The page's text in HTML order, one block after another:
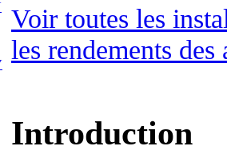
Voir toutes les
les rendements des
Introduction